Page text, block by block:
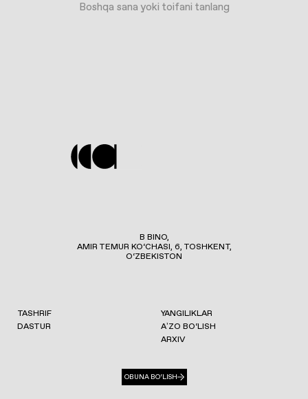
Boshqa sana yoki toifani tanlang
B BINO,
AMIR TEMUR KO‘CHASI, 6, TOSHKENT,
O‘ZBEKISTON
TASHRIF
DASTUR
YANGILIKLAR
AʼZO BO‘LISH
ARXIV
OBUNA BO‘LISH